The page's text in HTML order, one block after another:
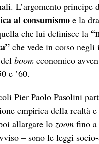
L’argomento principe
al consumismo e la
che lui definisce la
che vede in corso negli
delboom economico
e ’60.
Pier Paolo Pasolini
empirica della realtà
allargare lozoom fino a
– sono le leggi